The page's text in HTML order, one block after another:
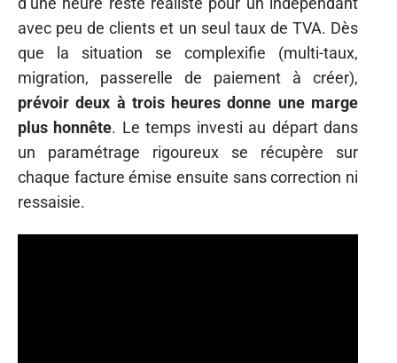
avec peu de clients et un seul taux de TVA. Dès
que la situation se complexifie (multi-taux,
migration, passerelle de paiement à créer),
prévoir deux à trois heures donne une marge
plus honnête. Le temps investi au départ dans
un paramétrage rigoureux se récupère sur
chaque facture émise ensuite sans correction ni
ressaisie.